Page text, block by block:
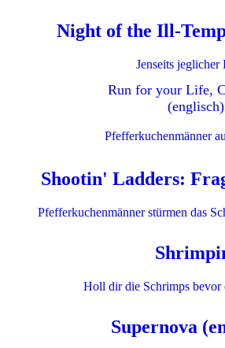
Night of the Ill-
Jenseits
Run for your Life,
(englisch)
Pfefferkuchenmänner
Shootin' Ladders:
Pfefferkuchenmänner stürmen das
Holl dir die Schrimps bevor
Supernova